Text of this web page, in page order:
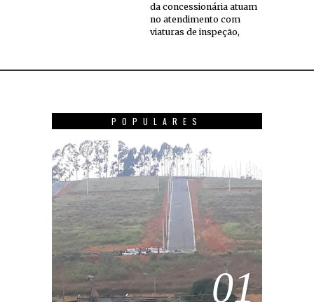
da concessionária atuam
no atendimento com
viaturas de inspeção,
POPULARES
01